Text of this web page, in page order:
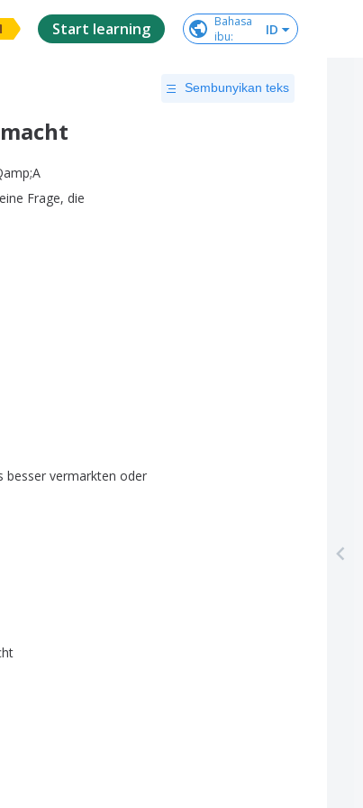
Start learning
Bahasa
ibu: ID
Sembunyikan teks
;A
eine Frage, die
besser vermarkten oder